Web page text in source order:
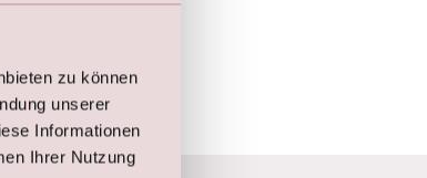
zu können
unserer
Informationen
Ihrer Nutzung